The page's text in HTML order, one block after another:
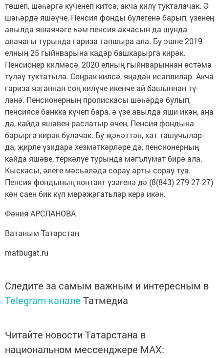
төшеп, шәһәргә күченеп китсә, акча килү тукталачак. Ә
шәһәрдә яшәү­че, Пенсия фонды бү­легенә барып, үзенең
авылда яшәячәге һәм пенсия акчасын да шунда
алачагы турында гариза тапшыра ала. Бу эшне 2019
елның 25 гыйнварына ка­дәр башкарырга кирәк.
Пенсионер килмәсә, 2020 елның гыйнварыннан өстә­мә
түләү туктатыла. Соңрак килсә, яңадан исәплиләр. Акча
гариза язганнан соң килүче икенче ай башыннан тү­
ләнә. Пенсионерның пропискасы шәһәрдә булып,
пенсиясе банкка күчеп бара, ә үзе авылда яши­ икән, аңа
да, кайда яшәвен рас­латыр өчен, Пенсия фон­дына
барырга кирәк булачак. Бу җә­һәт­тән, хат ташучылар
да, җир­ле үзи­дарә хезмәткәр­ләре дә, пен­сионерның
кайда яшә­ве, теркәлүе турында мәгъ­лүмат бирә ала.
Кыскасы, әлеге мәсьәләдә сорау арты сорау туа.
Пенсия фон­дының контакт үзәгенә дә (8(843) 279-27-27)
көн саен бик күп мөрәҗәгать­ләр керә икән.
Фәния АРСЛАНОВА
Ватаным Татарстан
matbugat.ru
Следите за самым важным и интересным в
Telegram-канале Татмедиа
Читайте новости Татарстана в
национальном мессенджере MАХ: